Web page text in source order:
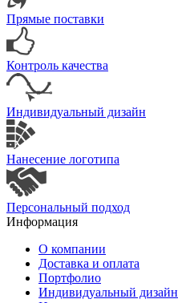
Прямые поставки
Контроль качества
Индивидуальный дизайн
Нанесение логотипа
Персональный подход
Информация
О компании
Доставка и оплата
Портфолио
Индивидуальный дизайн